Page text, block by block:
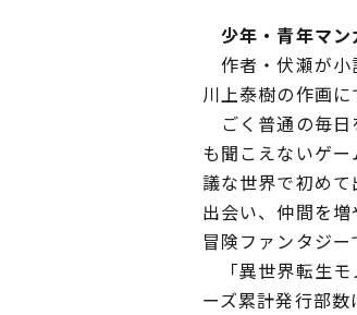
少年・青年マン
作者・伏瀬が小
川上泰樹の作画
ごく普通の毎日
も聞こえないゲ
議な世界で初め
出会い、仲間を
冒険ファンタジー
「異世界転生モ
ーズ累計発行部